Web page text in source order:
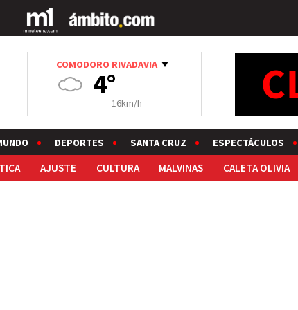
COMODORO RIVADAVIA
4°
16km/h
DEPORTES SANTA CRUZ ESPECTÁCULOS
AJUSTE CULTURA MALVINAS CALETA OLIVIA